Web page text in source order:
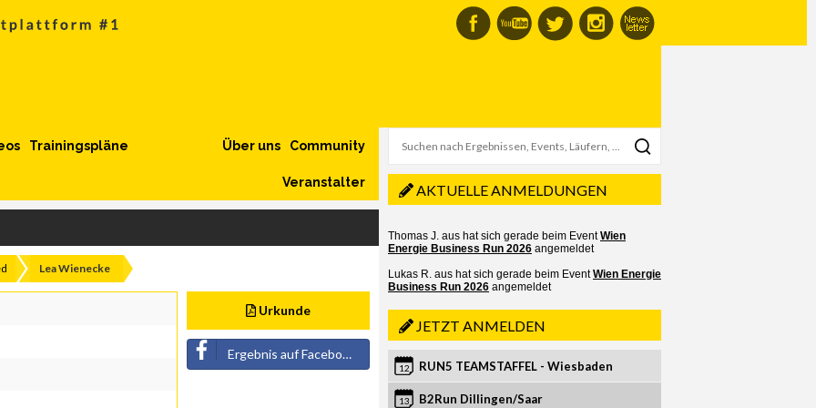
Trainingspläne Community
Über uns
Veranstalter
Lea Wienecke
Urkunde
Ergebnis auf Facebook teilen
AKTUELLE ANMELDUNGEN
JETZT ANMELDEN
12 RUN5 TEAMSTAFFEL - Wiesbaden
13 B2Run Dillingen/Saar